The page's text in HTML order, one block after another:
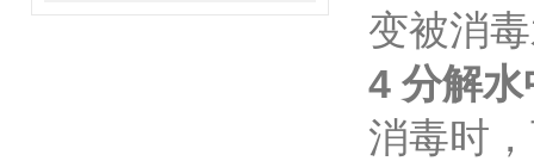
变被消
4 分解
消毒时